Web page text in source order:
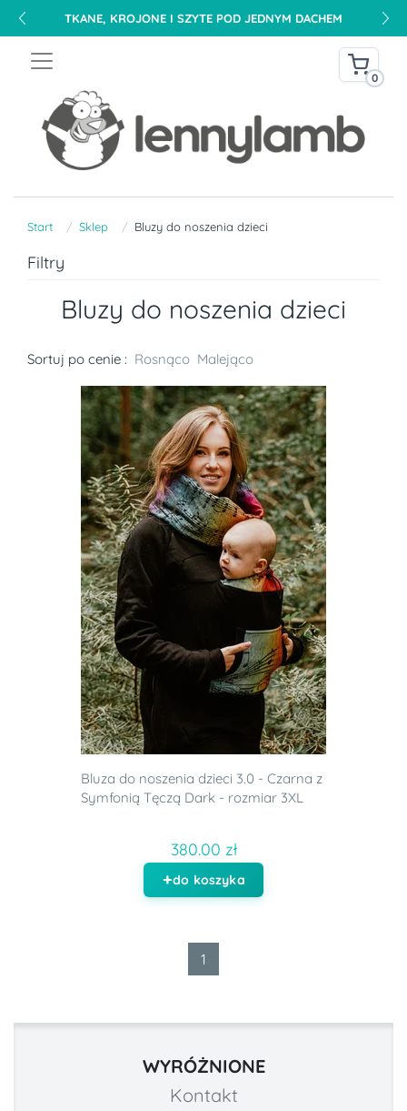
TKANE, KROJONE I SZYTE POD JEDNYM DACHEM
0
Start Sklep Bluzy do noszenia dzieci
Filtry
Bluzy do noszenia dzieci
Sortuj po cenie : Rosnąco Malejąco
Bluza do noszenia dzieci 3.0 - Czarna z
Symfonią Tęczą Dark - rozmiar 3XL
380.00 zł
do koszyka
1
WYRÓŻNIONE
Kontakt